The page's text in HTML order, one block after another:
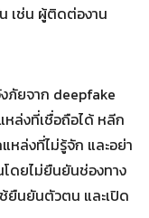
เช่น ผู้ติดต่องาน
งภัยจาก deepfake
หล่งที่เชื่อถือได้ หลีก
หล่งที่ไม่รู้จัก และอย่า
ดยไม่ยืนยันช่องทาง
ยืนยันตัวตน และเปิด